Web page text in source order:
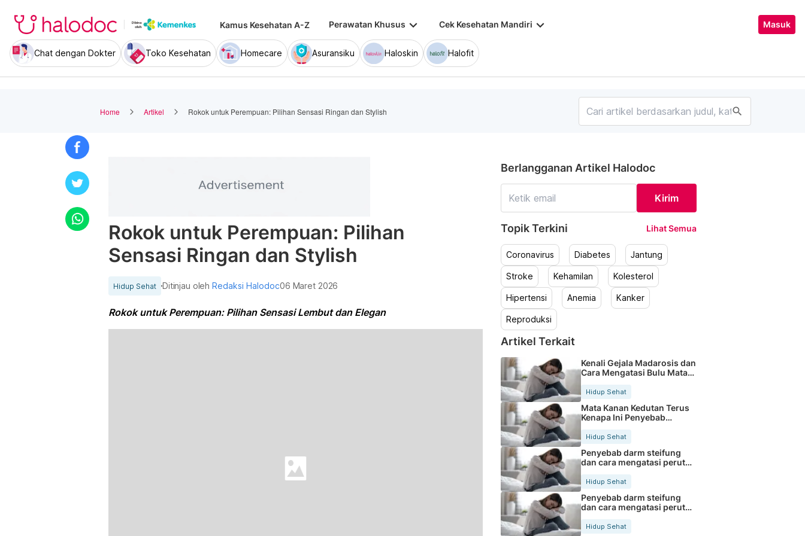
Kamus Kesehatan A-Z Perawatan Khusus keyboard_arrow_down Cek Kesehatan Mandiri keyboard_arrow_down Masuk
Chat dengan Dokter Toko Kesehatan Homecare Asuransiku Haloskin Halofit
Home Artikel Rokok untuk Perempuan: Pilihan Sensasi Ringan dan Stylish search
Rokok untuk Perempuan: Pilihan
Sensasi Ringan dan Stylish
Hidup Sehat Ditinjau olehRedaksi Halodoc06 Maret 2026
Rokok untuk Perempuan: Pilihan Sensasi Lembut dan Elegan
Berlangganan Artikel Halodoc
Kirim
Topik Terkini Lihat Semua
Coronavirus Diabetes Jantung
Stroke Kehamilan Kolesterol
Hipertensi Anemia Kanker
Reproduksi
Artikel Terkait
Kenali Gejala Madarosis dan
Cara Mengatasi Bulu Mata
Hidup Sehat
Mata Kanan Kedutan Terus
Kenapa Ini Penyebab
Hidup Sehat
Penyebab darm steifung
dan cara mengatasi perut
Hidup Sehat
Penyebab darm steifung
dan cara mengatasi perut
Hidup Sehat